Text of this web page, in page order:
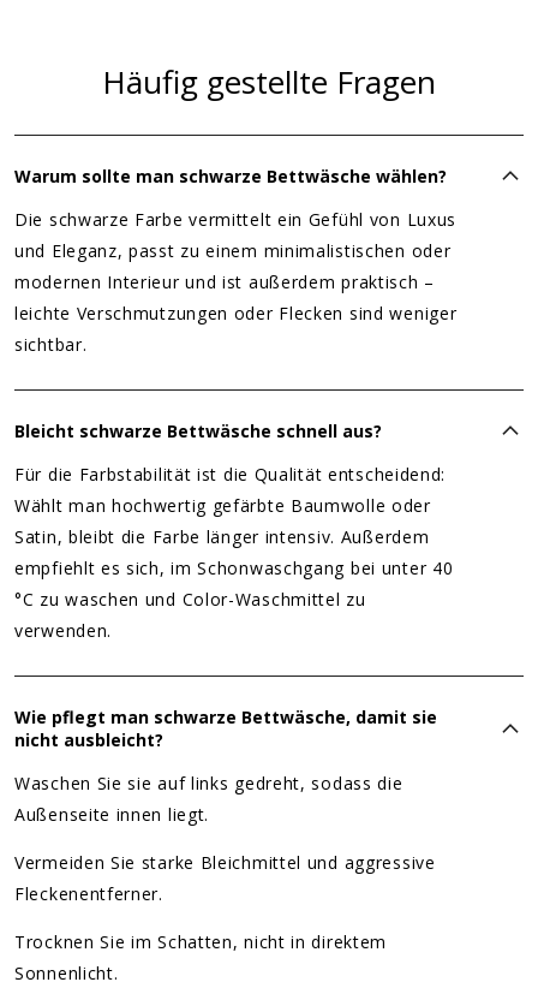
Häufig gestellte Fragen
Warum sollte man schwarze Bettwäsche wählen?
Die schwarze Farbe vermittelt ein Gefühl von Luxus
und Eleganz, passt zu einem minimalistischen oder
modernen Interieur und ist außerdem praktisch –
leichte Verschmutzungen oder Flecken sind weniger
sichtbar.
Bleicht schwarze Bettwäsche schnell aus?
Für die Farbstabilität ist die Qualität entscheidend:
Wählt man hochwertig gefärbte Baumwolle oder
Satin, bleibt die Farbe länger intensiv. Außerdem
empfiehlt es sich, im Schonwaschgang bei unter 40
°C zu waschen und Color-Waschmittel zu
verwenden.
Wie pflegt man schwarze Bettwäsche, damit sie
nicht ausbleicht?
Waschen Sie sie auf links gedreht, sodass die
Außenseite innen liegt.
Vermeiden Sie starke Bleichmittel und aggressive
Fleckenentferner.
Trocknen Sie im Schatten, nicht in direktem
Sonnenlicht.